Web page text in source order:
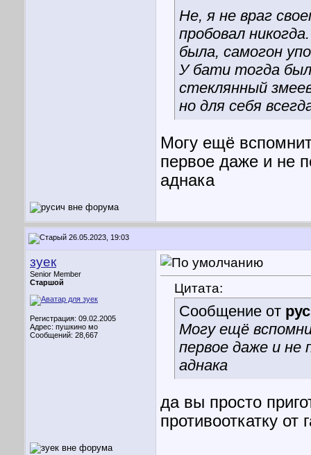
Не, я не враг
пробовал
была, самогон
У бати тогда
стеклянный
но для себя
Могу ещё
первое даже и не
аднака
26.05.2023, 19:03
зуек
Senior Member
Старшой
Регистрация: 09.02.2005
Адрес: пушкино мо
Сообщений: 28,667
Цитата:
Сообщение от
Могу ещё
первое даже и не
аднака
да вы просто
противооткатку от